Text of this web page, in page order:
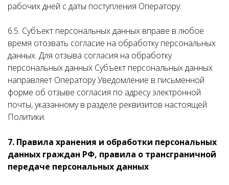
рабочих дней с даты поступления Оператору.
6.5. Субъект персональных данных вправе в любое
время отозвать согласие на обработку персональных
данных. Для отзыва согласия на обработку
персональных данных Субъект персональных данных
направляет Оператору Уведомление в письменной
форме об отзыве согласия по адресу электронной
почты, указанному в разделе реквизитов настоящей
Политики.
7. Правила хранения и обработки персональных
данных граждан РФ, правила о трансграничной
передаче персональных данных